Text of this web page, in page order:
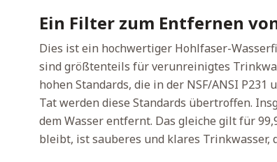
Ein Filter zum Entfernen
Dies ist ein hochwertiger Hohlfaser-
sind größtenteils für verunreinigtes
hohen Standards, die in der NSF/ANSI
Tat werden diese Standards übertroffen.
dem Wasser entfernt. Das gleiche gilt für
bleibt, ist sauberes und klares Trinkwasser,